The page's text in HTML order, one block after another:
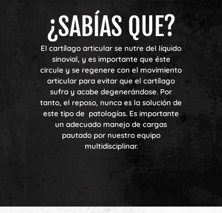
¿SABÍAS QUE?
El cartílago articular se nutre del líquido
sinovial, y es importante que éste
circule y se regenere con el movimiento
articular para evitar que el cartílago
sufra y acabe degenerándose. Por
tanto, el reposo, nunca es la solución de
este tipo de patologías. Es importante
un adecuado manejo de cargas
pautado por nuestro equipo
multidisciplinar.